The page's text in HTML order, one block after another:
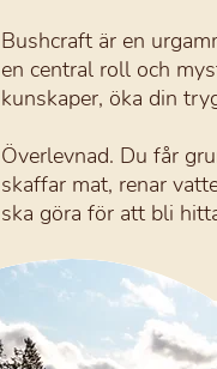
Bushcraft är en
en central roll och
kunskaper, öka din
Överlevnad. Du får
skaffar mat, renar
ska göra för att bli